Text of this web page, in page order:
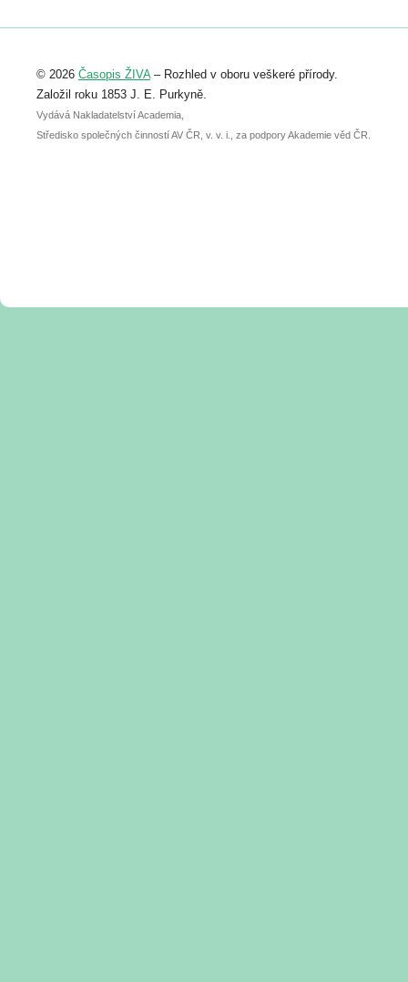
Registrovat se můžete do 6. září.
abstraktu přihlášené přednášky nebo
posteru je už 30. června.
© 2026 Časopis ŽIVA– Rozhled v oboru veškeré přírody.
Založil roku 1853 J. E. Purkyně.
Vydává Nakladatelství Academia,
Středisko společných činností AV ČR, v. v. i., za podpory Akademie věd ČR.